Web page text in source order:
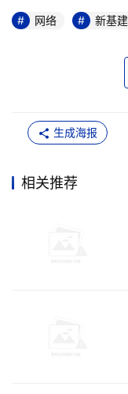
SNA，支持基于
络形成自动化、自
端AI的全面智能化
新华三集团与合肥
在存储软件层，融合
智能数据引擎为核
大数据存储以及云
预警及故障根因的
和成本，为企业实
需要“智能化”来解
网络 新基建
生成海报
相关推荐